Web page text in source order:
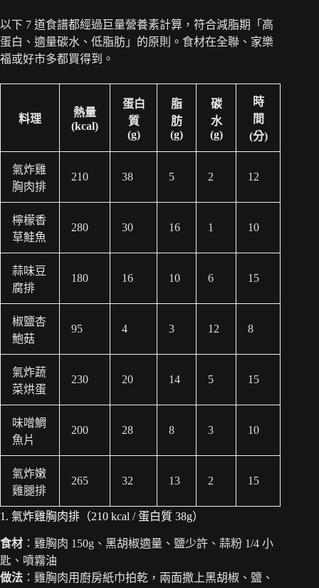
以下 7 道食譜都經過巨量營養素計算，符合減脂期「高
蛋白、適量碳水、低脂肪」的原則。食材在全聯、家樂
福或好市多都買得到。
料理
熱量
(kcal)
蛋白
質
(g)
脂
肪
(g)
碳
水
(g)
時
間
(分)
氣炸雞
胸肉排
210 38 5 2 12
檸檬香
草鮭魚
280 30 16 1 10
蒜味豆
腐排
180 16 10 6 15
椒鹽杏
鮑菇
95 4 3 12 8
氣炸蔬
菜烘蛋
230 20 14 5 15
味噌鯛
魚片
200 28 8 3 10
氣炸嫩
雞腿排
265 32 13 2 15
1. 氣炸雞胸肉排（210 kcal / 蛋白質 38g）
食材 ：雞胸肉 150g、黑胡椒適量、鹽少許、蒜粉 1/4 小
匙、噴霧油
做法 ：雞胸肉用廚房紙巾拍乾，兩面撒上黑胡椒、鹽、